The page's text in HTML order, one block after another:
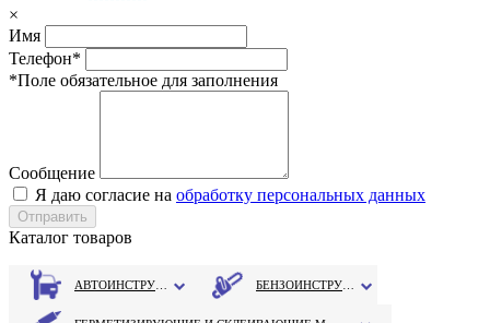
×
Имя
Телефон*
*Поле обязательное для заполнения
Сообщение
Я даю согласие на обработку персональных данных
Каталог товаров